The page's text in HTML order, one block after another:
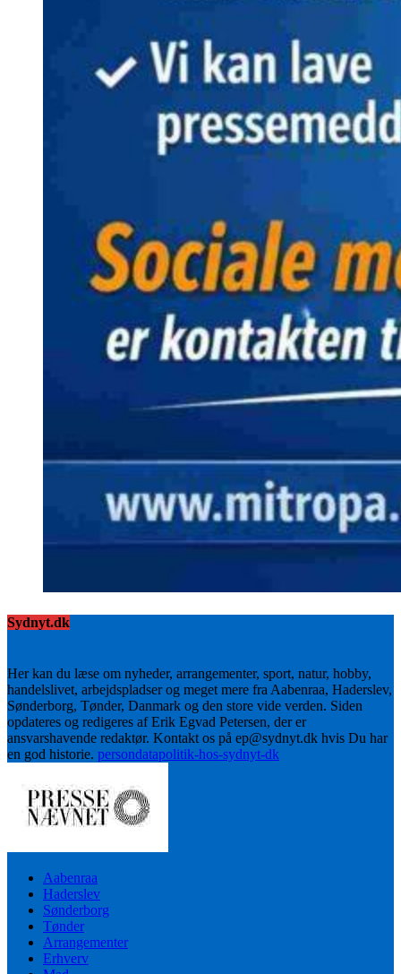
Sydnyt.dk
Her kan du læse om nyheder, arrangementer, sport, natur, hobby,
handelslivet, arbejdspladser og meget mere fra Aabenraa, Haderslev,
Sønderborg, Tønder, Danmark og den store vide verden. Siden
opdateres og redigeres af Erik Egvad Petersen, der er
ansvarshavende redaktør. Kontakt os på ep@sydnyt.dk hvis Du har
en god historie. persondatapolitik-hos-sydnyt-dk
Aabenraa
Haderslev
Sønderborg
Tønder
Arrangementer
Erhverv